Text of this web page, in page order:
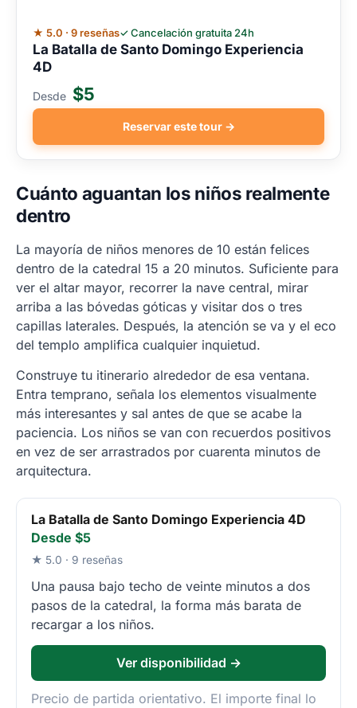
★ 5.0 · 9 reseñas✓ Cancelación gratuita 24h
La Batalla de Santo Domingo Experiencia
4D
Desde $5
Reservar este tour →
Cuánto aguantan los niños realmente
dentro
La mayoría de niños menores de 10 están felices
dentro de la catedral 15 a 20 minutos. Suficiente para
ver el altar mayor, recorrer la nave central, mirar
arriba a las bóvedas góticas y visitar dos o tres
capillas laterales. Después, la atención se va y el eco
del templo amplifica cualquier inquietud.
Construye tu itinerario alrededor de esa ventana.
Entra temprano, señala los elementos visualmente
más interesantes y sal antes de que se acabe la
paciencia. Los niños se van con recuerdos positivos
en vez de ser arrastrados por cuarenta minutos de
arquitectura.
La Batalla de Santo Domingo Experiencia 4D
Desde $5
★ 5.0 · 9 reseñas
Una pausa bajo techo de veinte minutos a dos
pasos de la catedral, la forma más barata de
recargar a los niños.
Ver disponibilidad →
Precio de partida orientativo. El importe final lo